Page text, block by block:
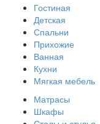
Гостиная
Детская
Спальни
Прихожие
Ванная
Кухни
Мягкая мебель
Матрасы
Шкафы